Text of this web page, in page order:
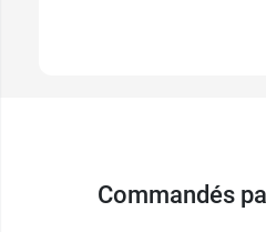
Commandés